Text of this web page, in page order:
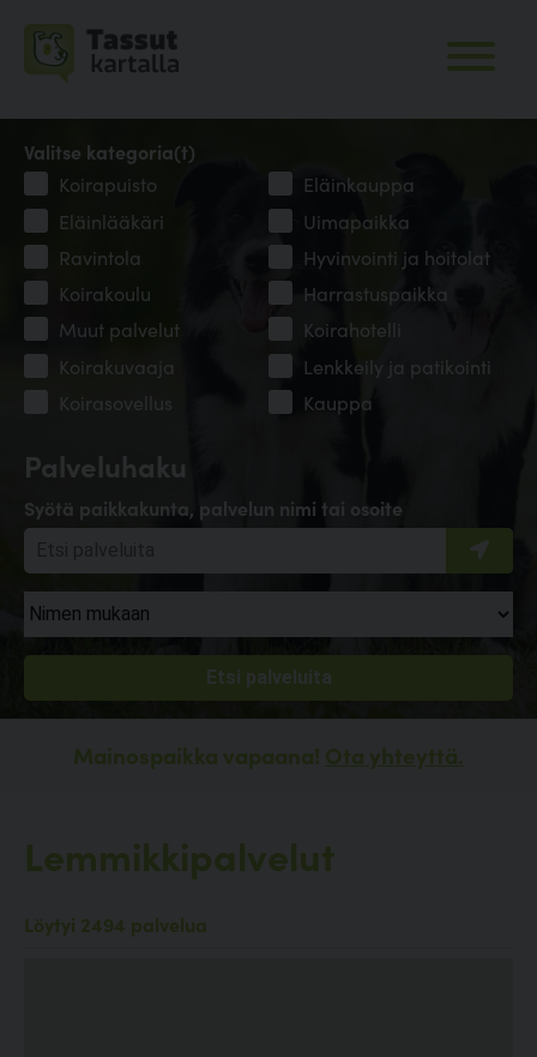
Palveluhaku
Syötä paikkakunta, palvelun nimi tai osoite
Valitse kategoria(t)
Koirapuisto
Eläinkauppa
Eläinlääkäri
Uimapaikka
Ravintola
Hyvinvointi ja hoitolat
Koirakoulu
Harrastuspaikka
Muut palvelut
Koirahotelli
Koirakuvaaja
Lenkkeily ja patikointi
Koirasovellus
Kauppa
Mainospaikka vapaana! Ota yhteyttä.
Lemmikkipalvelut
Löytyi 2494 palvelua